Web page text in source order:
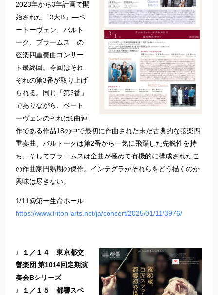
2023年から3年計画で開
始された「3大B」―ベ
ートーヴェン、バルト
ーク、ブラームス―の
弦楽四重奏曲コンサー
ト最終回。今回はそれ
ぞれの第3番が取り上げ
られる。同じ「第3番」
でありながら、ベート
ーヴェンのそれは6曲連
作である作品18の中で最初に作曲された未だ古典的な弦楽四
重奏曲、バルトークは第2番から一気に飛躍した先鋭性を持
ち、そしてブラームスは全曲が極めて有機的に構成されたこ
の作曲家円熟期の傑作。インテグラがそれらをどう描くのか
興味は尽きない。
1/11@第一生命ホール
https://www.triton-arts.net/ja/concert/2025/01/11/3976/
♩１／１４ 東京都交
響楽団 第1014回定期演
奏会Bシリーズ
♩１／１５ 都響スペ